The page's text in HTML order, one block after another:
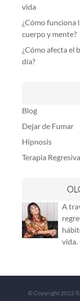
vida
¿Cómo funciona
cuerpo y mente?
¿Cómo afecta el
día?
Blog
Dejar de Fumar
Hipnosis
Terapia Regresiva
A
vida.
© Copyright 2022